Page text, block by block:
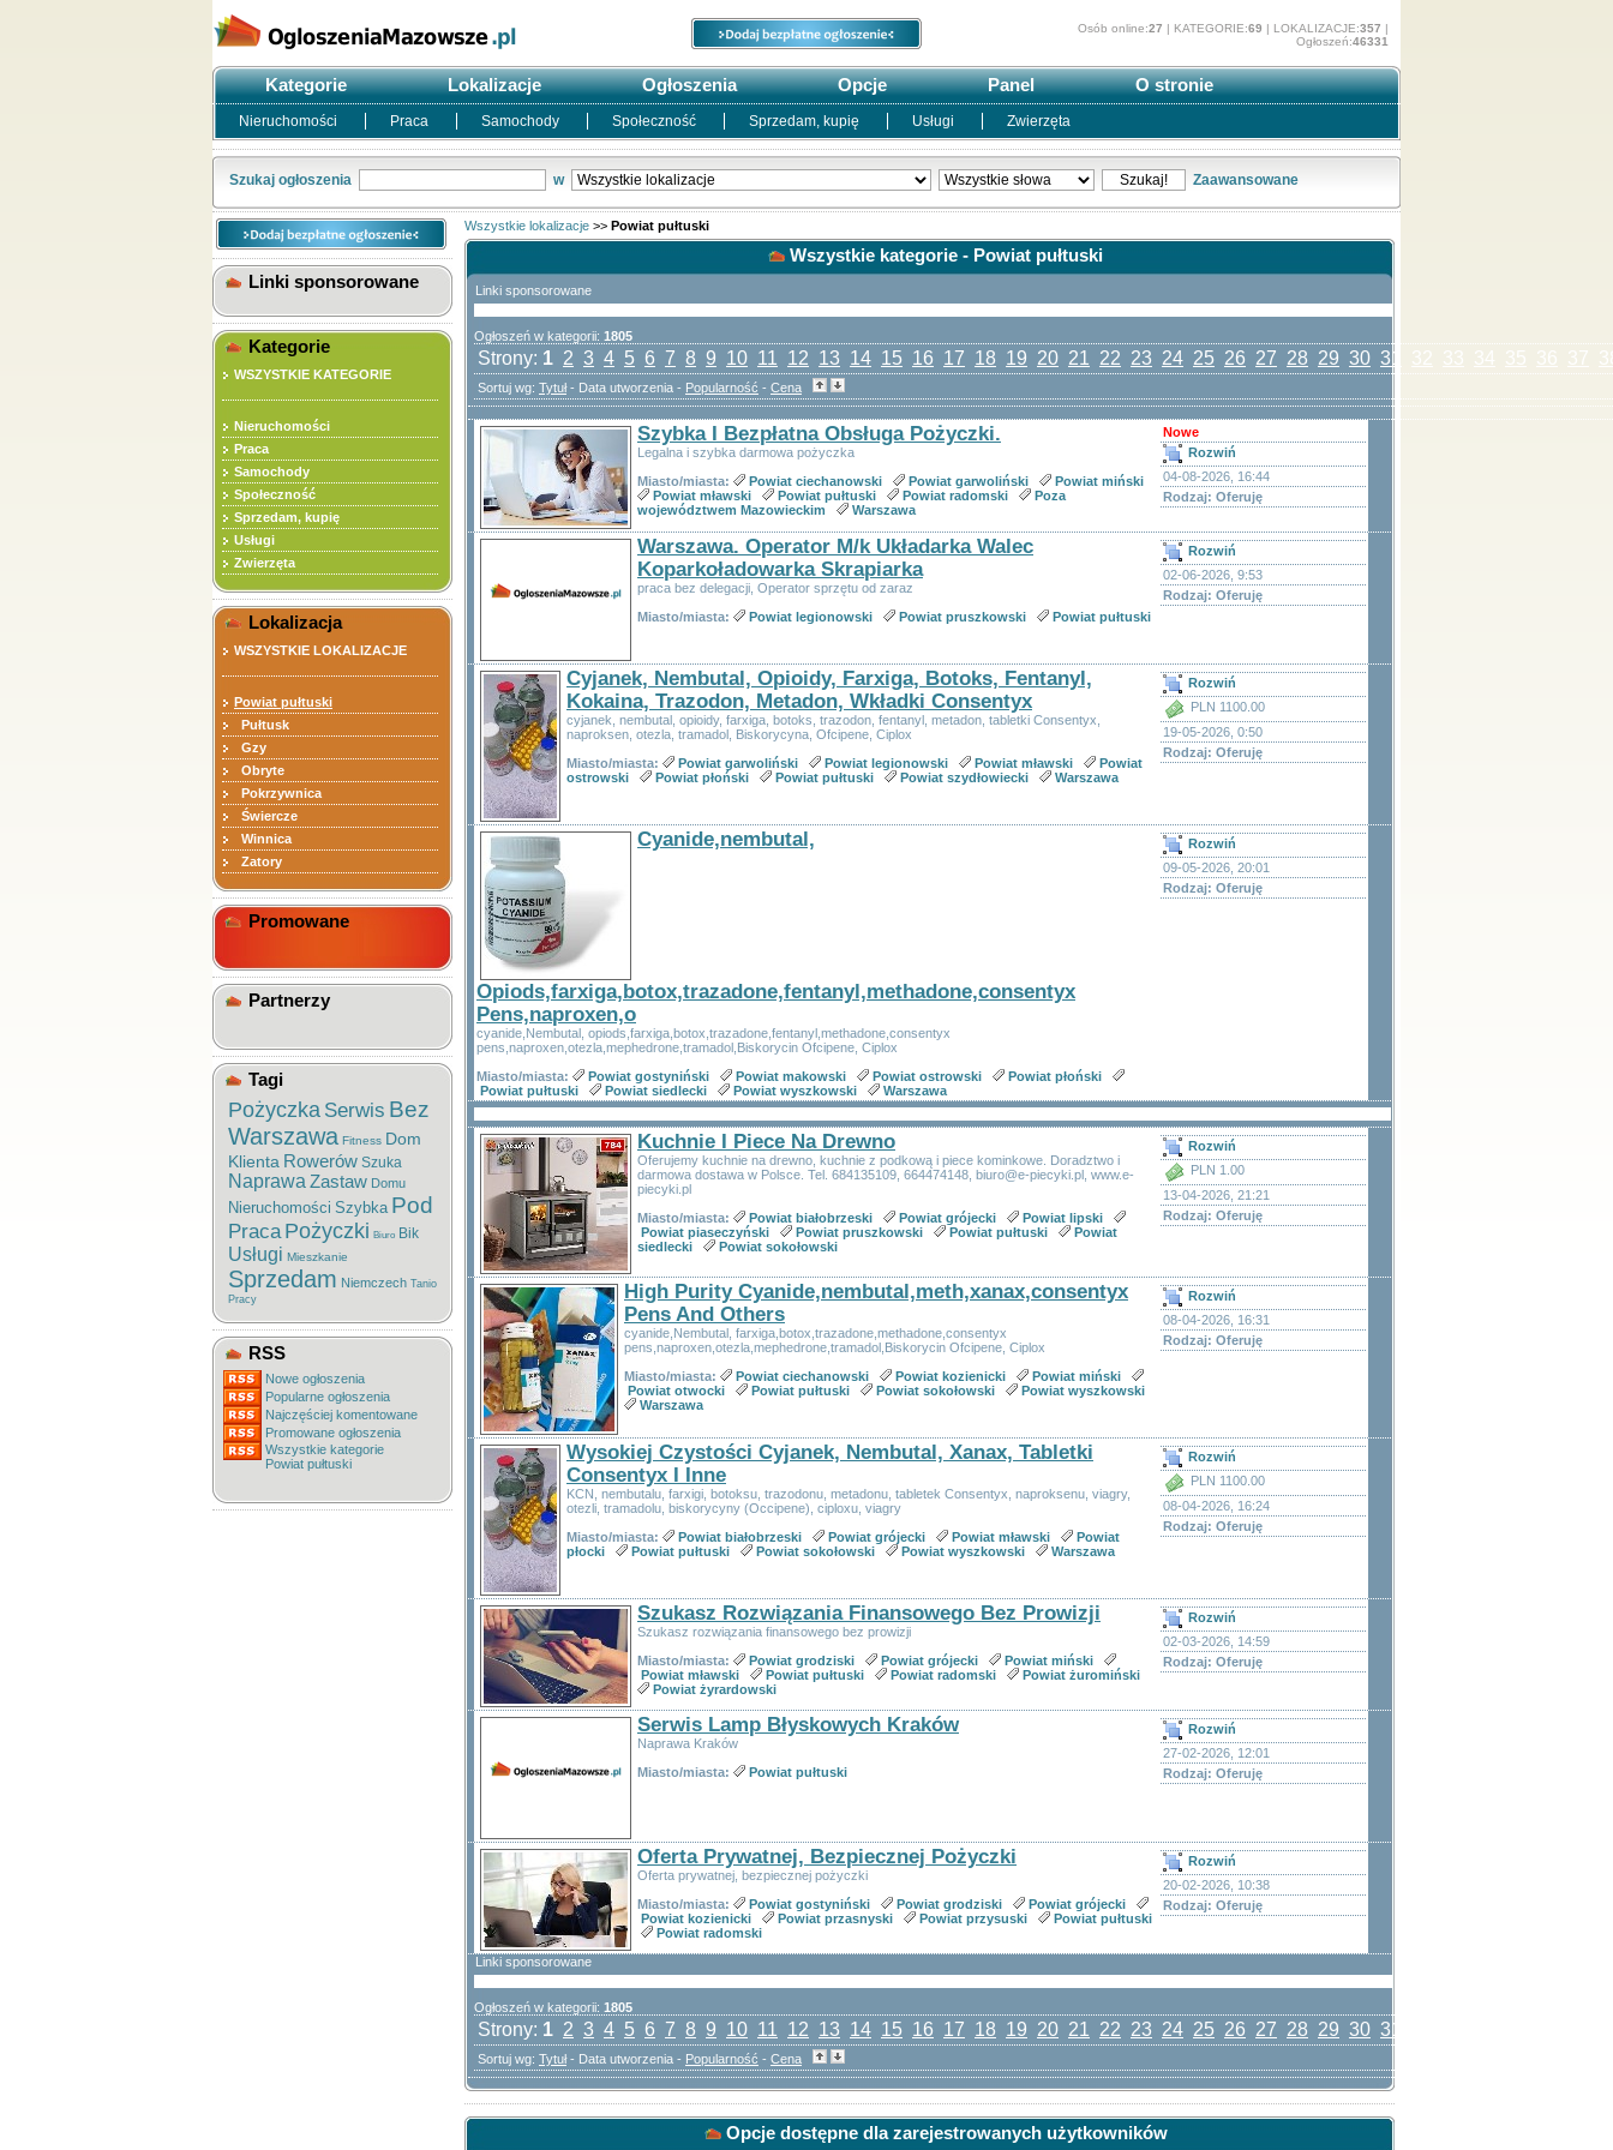
Osób online:27 | KATEGORIE:69 | LOKALIZACJE:357 |
Ogłoszeń:46331
Kategorie Lokalizacje Ogłoszenia Opcje Panel O stronie
Nieruchomości Praca Samochody Społeczność Sprzedam, kupię Usługi Zwierzęta
Szukaj ogłoszenia w Zaawansowane
Linki sponsorowane
Kategorie
WSZYSTKIE KATEGORIE
Nieruchomości
Praca
Samochody
Społeczność
Sprzedam, kupię
Usługi
Zwierzęta
Lokalizacja
WSZYSTKIE LOKALIZACJE
Powiat pułtuski
Pułtusk
Gzy
Obryte
Pokrzywnica
Świercze
Winnica
Zatory
Promowane
Partnerzy
Tagi
Pożyczka Serwis Bez
Warszawa Fitness Dom
Klienta Rowerów Szuka
Naprawa Zastaw Domu
Nieruchomości Szybka Pod
Praca Pożyczki Biuro Bik
Usługi Mieszkanie
Sprzedam Niemczech Tanio
Pracy
RSS
Nowe ogłoszenia
Popularne ogłoszenia
Najczęściej komentowane
Promowane ogłoszenia
Wszystkie kategorie
Powiat pułtuski
Wszystkie lokalizacje >> Powiat pułtuski
Wszystkie kategorie - Powiat pułtuski
Linki sponsorowane
Ogłoszeń w kategorii: 1805
Strony: 1 2 3 4 5 6 7 8 9 10 11 12 13 14 15 16 17 18 19 20 21 22 23 24 25 26 27 28 29 30 31 32 33 34 35 36 37
Sortuj wg: Tytuł- Data utworzenia - Popularność - Cena
Szybka I Bezpłatna Obsługa Pożyczki.
Legalna i szybka darmowa pożyczka
Miasto/miasta:
Powiat ciechanowski Powiat garwoliński
Powiat miński
Powiat mławski
Powiat pułtuski Powiat radomski
Poza
województwem Mazowieckim
Warszawa
Nowe
Rozwiń
04-08-2026, 16:44
Rodzaj: Oferuję
Warszawa. Operator M/k Układarka Walec
Koparkoładowarka Skrapiarka
praca bez delegacji, Operator sprzętu od zaraz
Miasto/miasta:
Powiat legionowski Powiat pruszkowski Powiat pułtuski
Rozwiń
02-06-2026, 9:53
Rodzaj: Oferuję
Cyjanek, Nembutal, Opioidy, Farxiga, Botoks, Fentanyl,
Kokaina, Trazodon, Metadon, Wkładki Consentyx
cyjanek, nembutal, opioidy, farxiga, botoks, trazodon, fentanyl, metadon, tabletki Consentyx,
naproksen, otezla, tramadol, Biskorycyna, Ofcipene, Ciplox
Miasto/miasta:
Powiat garwoliński Powiat legionowski Powiat mławski
Powiat
ostrowski
Powiat płoński Powiat pułtuski Powiat szydłowiecki Warszawa
Rozwiń
PLN 1100.00
19-05-2026, 0:50
Rodzaj: Oferuję
Cyanide,nembutal,
Opiods,farxiga,botox,trazadone,fentanyl,methadone,consentyx
Pens,naproxen,o
cyanide,Nembutal, opiods,farxiga,botox,trazadone,fentanyl,methadone,consentyx
pens,naproxen,otezla,mephedrone,tramadol,Biskorycin Ofcipene, Ciplox
Miasto/miasta:
Powiat gostyniński Powiat makowski Powiat ostrowski
Powiat płoński
Powiat pułtuski
Powiat siedlecki Powiat wyszkowski Warszawa
Rozwiń
09-05-2026, 20:01
Rodzaj: Oferuję
Kuchnie I Piece Na Drewno
Oferujemy kuchnie na drewno, kuchnie z podkową i piece kominkowe. Doradztwo i
darmowa dostawa w Polsce. Tel. 684135109, 664474148, biuro@e-piecyki.pl, www.e-
piecyki.pl
Miasto/miasta:
Powiat białobrzeski Powiat grójecki
Powiat lipski
Powiat piaseczyński
Powiat pruszkowski Powiat pułtuski
Powiat
siedlecki
Powiat sokołowski
Rozwiń
PLN 1.00
13-04-2026, 21:21
Rodzaj: Oferuję
High Purity Cyanide,nembutal,meth,xanax,consentyx
Pens And Others
cyanide,Nembutal, farxiga,botox,trazadone,methadone,consentyx
pens,naproxen,otezla,mephedrone,tramadol,Biskorycin Ofcipene, Ciplox
Miasto/miasta:
Powiat ciechanowski Powiat kozienicki
Powiat miński
Powiat otwocki
Powiat pułtuski Powiat sokołowski
Powiat wyszkowski
Warszawa
Rozwiń
08-04-2026, 16:31
Rodzaj: Oferuję
Wysokiej Czystości Cyjanek, Nembutal, Xanax, Tabletki
Consentyx I Inne
KCN, nembutalu, farxigi, botoksu, trazodonu, metadonu, tabletek Consentyx, naproksenu, viagry,
otezli, tramadolu, biskorycyny (Occipene), ciploxu, viagry
Miasto/miasta:
Powiat białobrzeski Powiat grójecki Powiat mławski
Powiat
płocki
Powiat pułtuski Powiat sokołowski Powiat wyszkowski Warszawa
Rozwiń
PLN 1100.00
08-04-2026, 16:24
Rodzaj: Oferuję
Szukasz Rozwiązania Finansowego Bez Prowizji
Szukasz rozwiązania finansowego bez prowizji
Miasto/miasta:
Powiat grodziski Powiat grójecki
Powiat miński
Powiat mławski
Powiat pułtuski Powiat radomski
Powiat żuromiński
Powiat żyrardowski
Rozwiń
02-03-2026, 14:59
Rodzaj: Oferuję
Serwis Lamp Błyskowych Kraków
Naprawa Kraków
Miasto/miasta:
Powiat pułtuski
Rozwiń
27-02-2026, 12:01
Rodzaj: Oferuję
Oferta Prywatnej, Bezpiecznej Pożyczki
Oferta prywatnej, bezpiecznej pożyczki
Miasto/miasta:
Powiat gostyniński Powiat grodziski
Powiat grójecki
Powiat kozienicki
Powiat przasnyski Powiat przysuski
Powiat pułtuski
Powiat radomski
Rozwiń
20-02-2026, 10:38
Rodzaj: Oferuję
Linki sponsorowane
Ogłoszeń w kategorii: 1805
Strony: 1 2 3 4 5 6 7 8 9 10 11 12 13 14 15 16 17 18 19 20 21 22 23 24 25 26 27 28 29 30 31
Sortuj wg: Tytuł- Data utworzenia - Popularność - Cena
Opcje dostępne dla zarejestrowanych użytkowników